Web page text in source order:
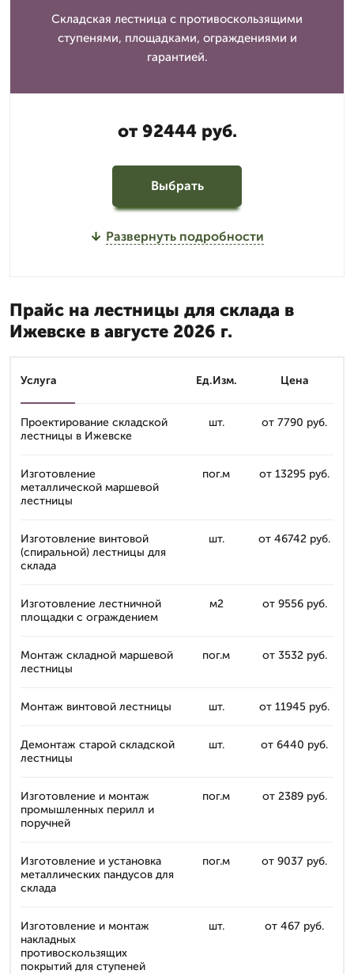
Складская лестница с противоскользящими
ступенями, площадками, ограждениями и
гарантией.
от 92444 руб.
Выбрать
Развернуть подробности
Прайс на лестницы для склада в
Ижевске в августе 2026 г.
Услуга Ед.Изм. Цена
Проектирование складской
лестницы в Ижевске
шт. от 7790 руб.
Изготовление
металлической маршевой
лестницы
пог.м от 13295 руб.
Изготовление винтовой
(спиральной) лестницы для
склада
шт. от 46742 руб.
Изготовление лестничной
площадки с ограждением
м2 от 9556 руб.
Монтаж складной маршевой
лестницы
пог.м от 3532 руб.
Монтаж винтовой лестницы шт. от 11945 руб.
Демонтаж старой складской
лестницы
шт. от 6440 руб.
Изготовление и монтаж
промышленных перилл и
поручней
пог.м от 2389 руб.
Изготовление и установка
металлических пандусов для
склада
пог.м от 9037 руб.
Изготовление и монтаж
накладных
противоскользящих
покрытий для ступеней
шт. от 467 руб.